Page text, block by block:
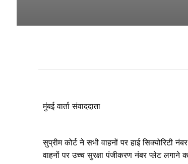
मुंबई वार्ता संवाददाता
सुप्रीम कोर्ट ने सभी वाहनों पर हाई सिक्योरिटी
वाहनों पर उच्च सुरक्षा पंजीकरण नंबर प्लेट लगाने